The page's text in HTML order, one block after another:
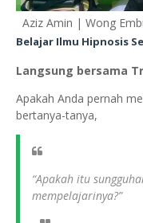
Aziz Amin | Wong
Belajar Ilmu Hipnosis
Langsung bersama
Apakah Anda pernah
bertanya-tanya,
“Apakah itu
mempelajarinya?”